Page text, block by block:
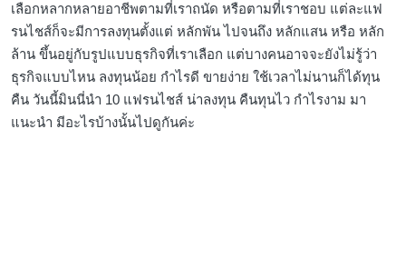
เลือกหลากหลายอาชีพตามที่เราถนัด หรือตามที่เราชอบ แต่ละแฟ
รนไชส์ก็จะมีการลงทุนตั้งแต่ หลักพัน ไปจนถึง หลักแสน หรือ หลัก
ล้าน ขึ้นอยู่กับรูปแบบธุรกิจที่เราเลือก แต่บางคนอาจจะยังไม่รู้ว่า
ธุรกิจแบบไหน ลงทุนน้อย กำไรดี ขายง่าย ใช้เวลาไม่นานก็ได้ทุน
คืน วันนี้มินนี่นำ 10 แฟรนไชส์ น่าลงทุน คืนทุนไว กำไรงาม มา
แนะนำ มีอะไรบ้างนั้นไปดูกันค่ะ